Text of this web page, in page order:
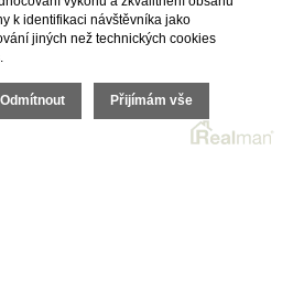
práva vyhrazena |Cookies
Realitní SWRealman
k identifikaci návštěvníka jako
jiných než technických cookies
Odmítnout Přijímám vše